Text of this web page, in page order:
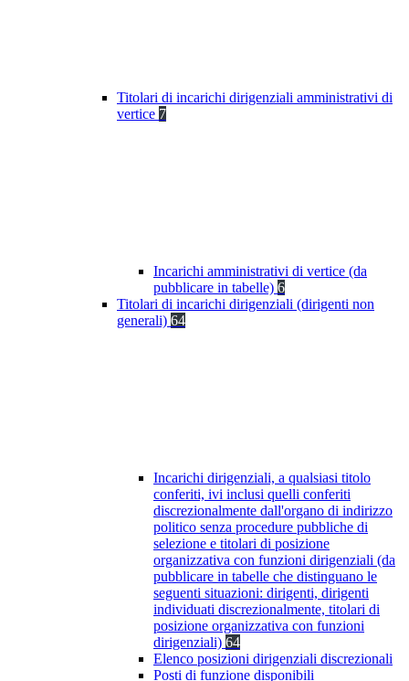
Titolari di incarichi dirigenziali amministrativi di
vertice 7
Incarichi amministrativi di vertice (da
pubblicare in tabelle) 6
Titolari di incarichi dirigenziali (dirigenti non
generali) 64
Incarichi dirigenziali, a qualsiasi titolo
conferiti, ivi inclusi quelli conferiti
discrezionalmente dall'organo di indirizzo
politico senza procedure pubbliche di
selezione e titolari di posizione
organizzativa con funzioni dirigenziali (da
pubblicare in tabelle che distinguano le
seguenti situazioni: dirigenti, dirigenti
individuati discrezionalmente, titolari di
posizione organizzativa con funzioni
dirigenziali) 64
Elenco posizioni dirigenziali discrezionali
Posti di funzione disponibili